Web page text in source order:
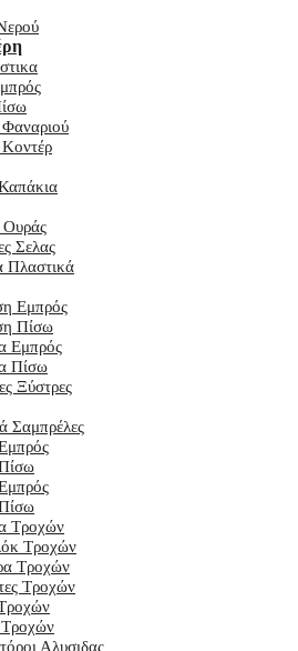
Ουράς
Σελας
Πλαστικά
Εμπρός
Πίσω
Εμπρός
Πίσω
Ξύστρες
Σαμπρέλες
Τροχών
Τροχών
Τροχών
Τροχών
Τροχών
Αλυσιδας